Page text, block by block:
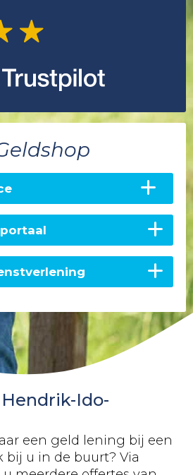
Ido-
een geld lening bij een
bij u in de buurt? Via